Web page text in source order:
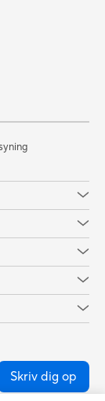
Skriv dig op